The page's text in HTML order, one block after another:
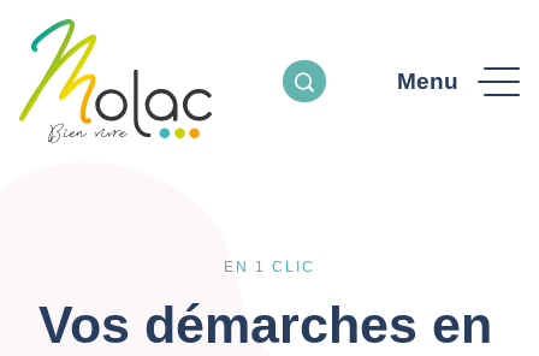
Menu
EN 1 CLIC
Vos démarches en